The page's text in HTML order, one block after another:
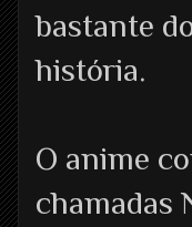
bastante
história.
O anime
chamadas